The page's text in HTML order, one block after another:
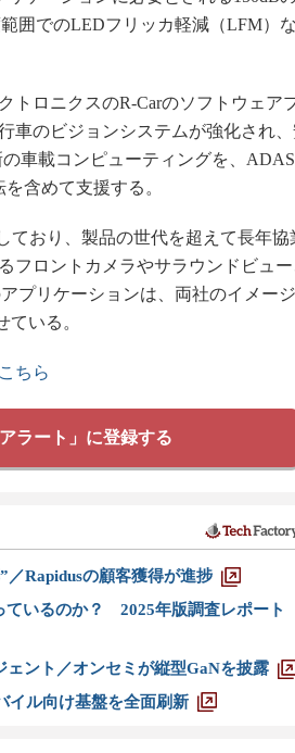
囲でのLEDフリッカ軽減（LFM）
ロニクスのR-Carのソフトウェア
車のビジョンシステムが強化され
車載コンピューティングを、
含めて支援する。
おり、製品の世代を超えて長年協
フロントカメラやサラウンドビュー
プリケーションは、両社のイメー
ている。
ちら
ラート」に登録する
／Rapidusの顧客獲得が進捗
ているのか？ 2025年版調査レポート
ント／オンセミが縦型GaNを披露
イル向け基盤を全面刷新